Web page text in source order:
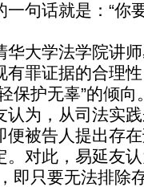
一句话就是：“你
大学法学院讲师
有罪证据的合理
保护无辜”的倾向
为，从司法实践
便被告人提出存
。对此，易延友
即只要无法排除